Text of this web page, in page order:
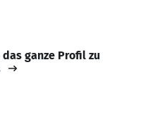
ganze Profil zu